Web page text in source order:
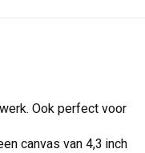
Ook perfect voor
canvas van 4,3 inch